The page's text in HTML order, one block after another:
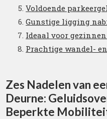
Voldoende
Gunstige ligging
Ideaal voor
Prachtige wandel-
Zes Nadelen van
Deurne:
Beperkte